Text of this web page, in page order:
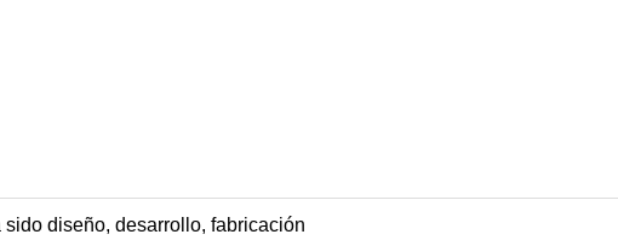
sido diseño, desarrollo, fabricación